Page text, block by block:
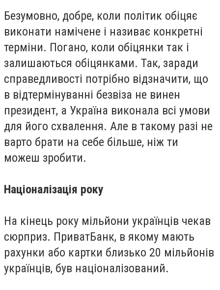
Безумовно, добре, коли політик обіцяє
виконати намічене і називає конкретні
терміни. Погано, коли обіцянки так і
залишаються обіцянками. Так, заради
справедливості потрібно відзначити, що
в відтермінуванні безвіза не винен
президент, а Україна виконала всі умови
для його схвалення. Але в такому разі не
варто брати на себе більше, ніж ти
можеш зробити.
Націоналізація року
На кінець року мільйони українців чекав
сюрприз. ПриватБанк, в якому мають
рахунки або картки близько 20 мільйонів
українців, був націоналізований.